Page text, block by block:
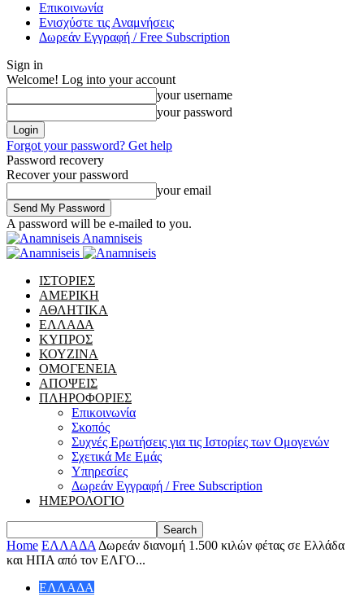
Επικοινωνία
Ενισχύστε τις Αναμνήσεις
Δωρεάν Εγγραφή / Free Subscription
Sign in
Welcome! Log into your account
your username
your password
Forgot your password? Get help
Password recovery
Recover your password
your email
A password will be e-mailed to you.
Anamniseis
ΙΣΤΟΡΙΕΣ
ΑΜΕΡΙΚΗ
ΑΘΛΗΤΙΚΑ
ΕΛΛΑΔΑ
ΚΥΠΡΟΣ
ΚΟΥΖΙΝΑ
ΟΜΟΓΕΝΕΙΑ
ΑΠΟΨΕΙΣ
ΠΛΗΡΟΦΟΡΙΕΣ
Επικοινωνία
Σκοπός
Συχνές Ερωτήσεις για τις Ιστορίες των Ομογενών
Σχετικά Με Εμάς
Υπηρεσίες
Δωρεάν Εγγραφή / Free Subscription
ΗΜΕΡΟΛΟΓΙΟ
Home ΕΛΛΑΔΑ Δωρεάν διανομή 1.500 κιλών φέτας σε Ελλάδα
και ΗΠΑ από τον ΕΛΓΟ...
ΕΛΛΑΔΑ